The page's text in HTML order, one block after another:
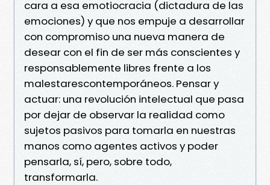
cara a esa emotiocracia (dictadura de las
emociones) y que nos empuje a desarrollar
con compromiso una nueva manera de
desear con el fin de ser más conscientes y
responsablemente libres frente a los
malestarescontemporáneos. Pensar y
actuar: una revolución intelectual que pasa
por dejar de observar la realidad como
sujetos pasivos para tomarla en nuestras
manos como agentes activos y poder
pensarla, sí, pero, sobre todo,
transformarla.